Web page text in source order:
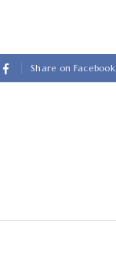
Share on Facebook